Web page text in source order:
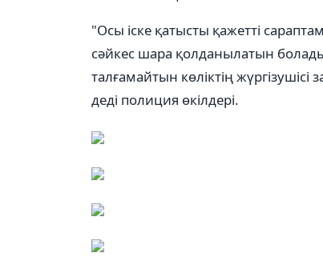
"Осы іске қатысты қажетті
сәйкес шара қолданылатын
талғамайтын көліктің жүргізушісі
деді полиция өкілдері.